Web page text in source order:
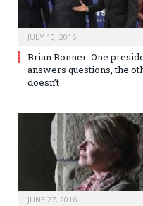
JULY 10, 2016
Brian Bonner: One
answers questions, the
doesn’t
JUNE 27, 2016